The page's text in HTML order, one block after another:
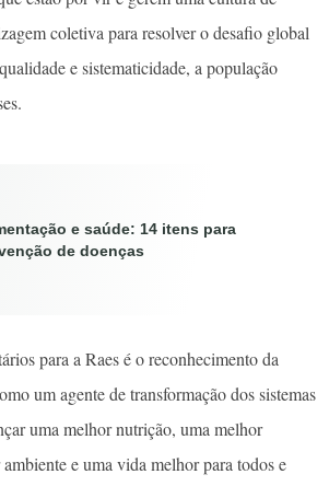
coletiva para resolver o desafio global
e sistematicidade, a população
e saúde: 14 itens para
de doenças
para a Raes é o reconhecimento da
um agente de transformação dos sistemas
uma melhor nutrição, uma melhor
e uma vida melhor para todos e